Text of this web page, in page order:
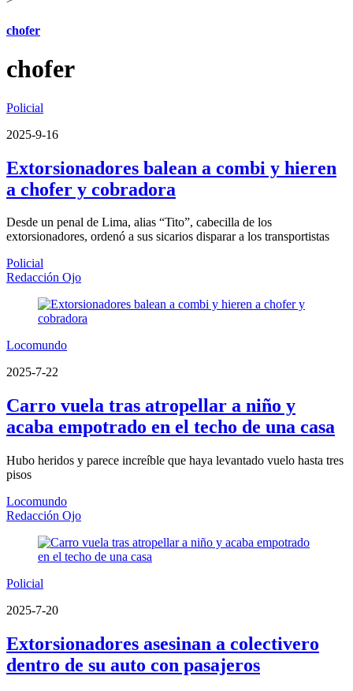
chofer
chofer
Policial
2025-9-16
Extorsionadores balean a combi y hieren
a chofer y cobradora
Desde un penal de Lima, alias “Tito”, cabecilla de los
extorsionadores, ordenó a sus sicarios disparar a los transportistas
Policial
Redacción Ojo
Locomundo
2025-7-22
Carro vuela tras atropellar a niño y
acaba empotrado en el techo de una casa
Hubo heridos y parece increíble que haya levantado vuelo hasta tres
pisos
Locomundo
Redacción Ojo
Policial
2025-7-20
Extorsionadores asesinan a colectivero
dentro de su auto con pasajeros